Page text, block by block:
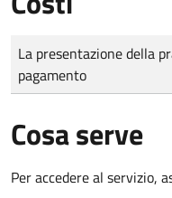
Tipo di pagamento
Importo
La presentazione della
pagamento
Cosa serve
Per accedere al servizio,